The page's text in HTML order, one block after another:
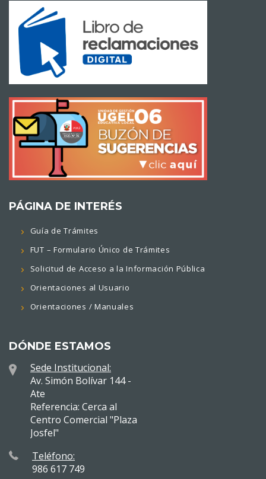
PÁGINA DE INTERÉS
Guía de Trámites
FUT – Formulario Único de Trámites
Solicitud de Acceso a la Información Pública
Orientaciones al Usuario
Orientaciones / Manuales
DÓNDE ESTAMOS
Sede Institucional:
Av. Simón Bolívar 144 -
Ate
Referencia: Cerca al
Centro Comercial "Plaza
Josfel"
Teléfono:
986 617 749